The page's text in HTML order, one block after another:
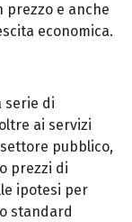
prezzo e anche
economica.
serie di
ai servizi
pubblico,
prezzi di
ipotesi per
standard